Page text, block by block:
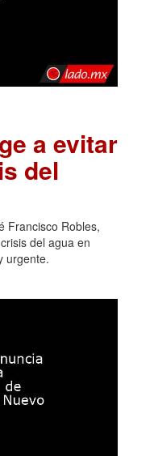
a evitar
del
Francisco Robles,
del agua en
urgente.